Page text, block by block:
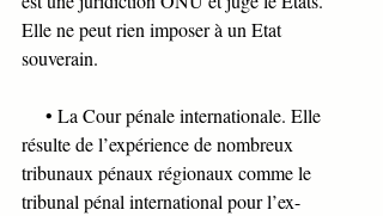
Elle ne peut rien imposer à un Etat
souverain.
résulte de l’expérience de nombreux
tribunaux pénaux régionaux comme le
tribunal pénal international pour l’ex-